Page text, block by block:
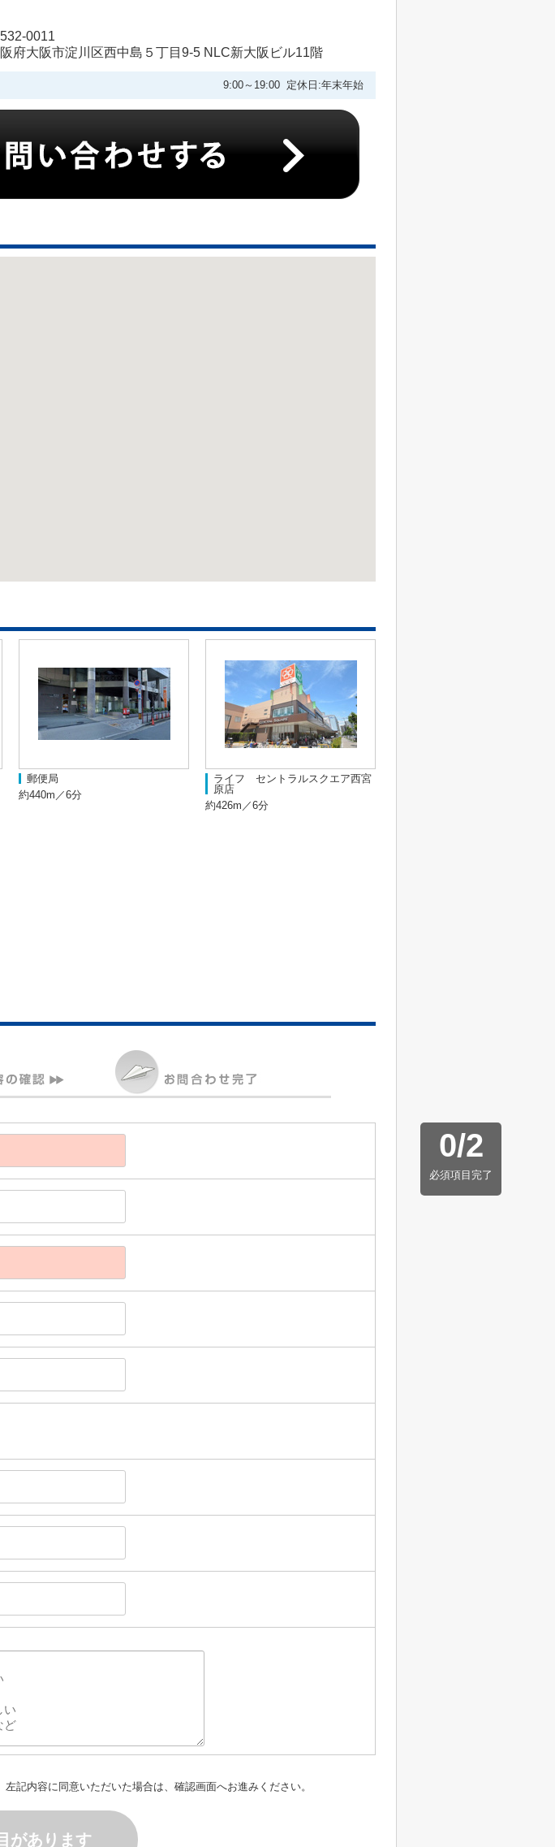
0011
府大阪市淀川区西中島５丁目9-5 NLC新大阪ビル11階
9:00～19:00 定休日:年末年始
郵便局
約440m／6分
ライフ セントラルスクエア西宮
原店
約426m／6分
0/2
必須項目完了
左記内容に同意いただいた場合は、確認画面へお進みください。
があります